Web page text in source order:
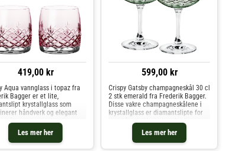
419,00 kr
Les mer her
Aqua vannglass i topaz fra
Bagger er et lite,
krystallglass som
håndverk og elegant
i én og samme detalj.
er produsert i holdbart
uten tilsatt bly, og den
topazfargen gir en eksklu
599,00 kr
Les mer her
Crispy Gatsby champagneskål 30 cl
2 stk emerald fra Frederik Bagger.
Disse vakre champagneskålene i
krystallglass er diamantslipte for
enestående klarhet og kvalitet.
Med en kapasitet på 30 cl og en
høyde på 14,4 cm er de perfekte
for alt fra champag